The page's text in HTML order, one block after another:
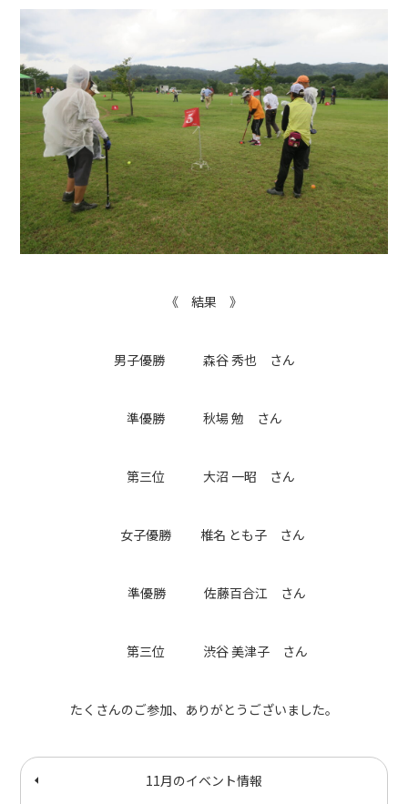
《 結果 》
男子優勝 森谷 秀也 さん
準優勝 秋場 勉 さん
第三位 大沼 一昭 さん
女子優勝 椎名 とも子 さん
準優勝 佐藤百合江 さん
第三位 渋谷 美津子 さん
たくさんのご参加、ありがとうございました。
11月のイベント情報